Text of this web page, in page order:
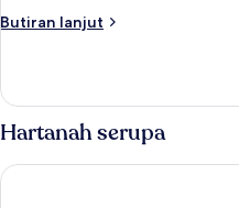
Service)
Butiran lanjut
Butiran
Villa
with
Service)
Hartanah serupa
Impiana Private Villas Ubud